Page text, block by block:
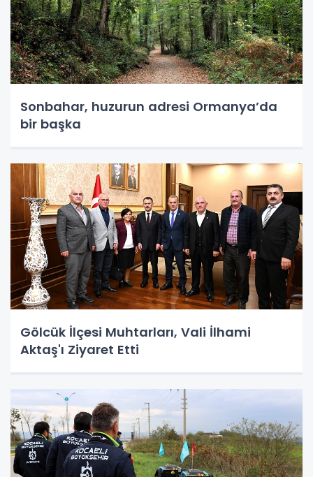
Sonbahar, huzurun adresi Ormanya’da
bir başka
Gölcük İlçesi Muhtarları, Vali İlhami
Aktaş'ı Ziyaret Etti